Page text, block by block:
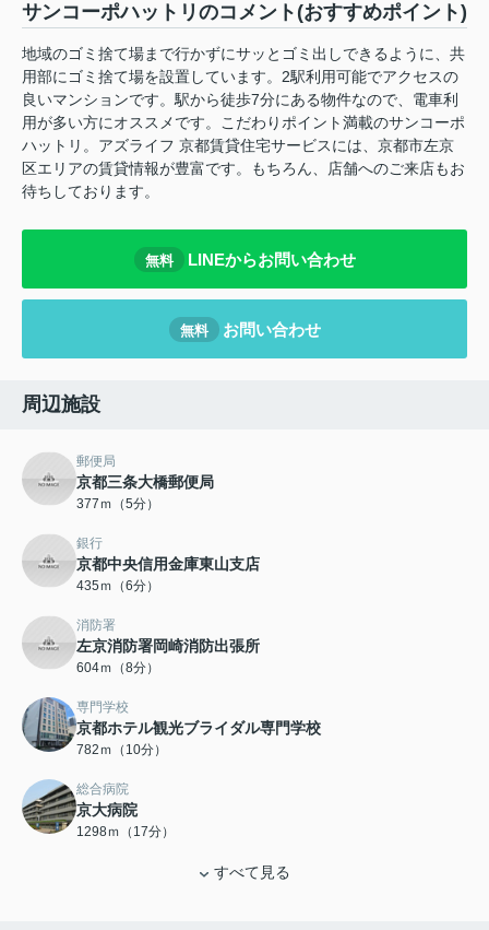
サンコーポハットリのコメント(おすすめポイント)
地域のゴミ捨て場まで行かずにサッとゴミ出しできるように、共
用部にゴミ捨て場を設置しています。2駅利用可能でアクセスの
良いマンションです。駅から徒歩7分にある物件なので、電車利
用が多い方にオススメです。こだわりポイント満載のサンコーポ
ハットリ。アズライフ 京都賃貸住宅サービスには、京都市左京
区エリアの賃貸情報が豊富です。もちろん、店舗へのご来店もお
待ちしております。
無料 LINEからお問い合わせ
無料 お問い合わせ
周辺施設
郵便局
京都三条大橋郵便局
377ｍ（5分）
銀行
京都中央信用金庫東山支店
435ｍ（6分）
消防署
左京消防署岡崎消防出張所
604ｍ（8分）
専門学校
京都ホテル観光ブライダル専門学校
782ｍ（10分）
総合病院
京大病院
1298ｍ（17分）
すべて見る